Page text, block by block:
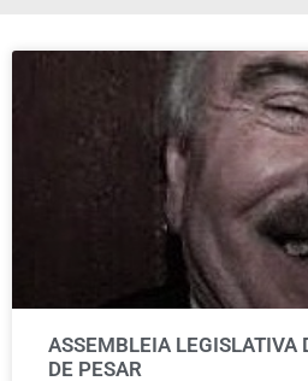
ASSEMBLEIA LEGISLATIVA
DE PESAR